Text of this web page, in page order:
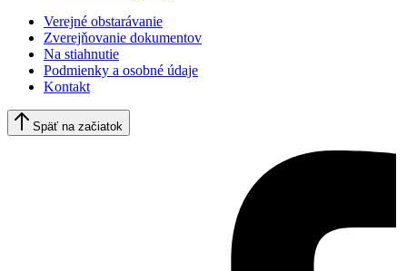
Verejné obstarávanie
Zverejňovanie dokumentov
Na stiahnutie
Podmienky a osobné údaje
Kontakt
Späť na začiatok